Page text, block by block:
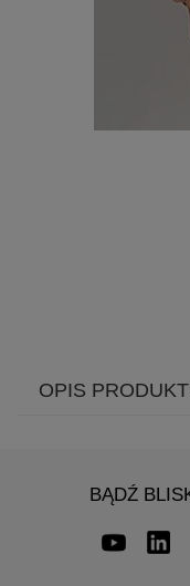
OPIS
BĄDŹ